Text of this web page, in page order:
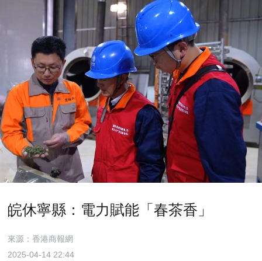
皖休寧縣：電力賦能「春茶香」
來源：香港商報網
2025-04-14 22:44